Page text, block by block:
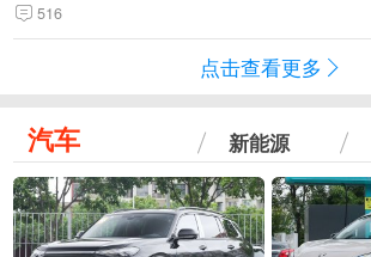
516
点击查看更多
汽车 新能源